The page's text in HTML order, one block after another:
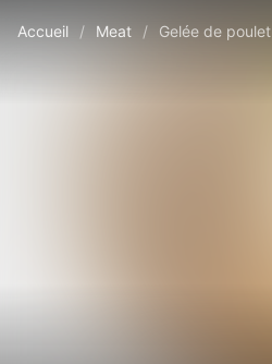
Accueil / Meat / Gelée de poulet